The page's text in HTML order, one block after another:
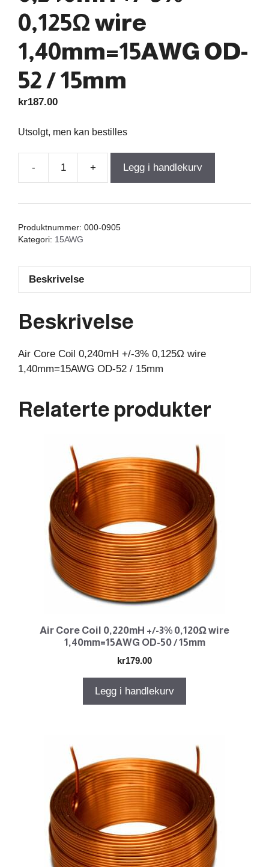
0,125Ω wire
1,40mm=15AWG OD-
52 / 15mm
kr187.00
Utsolgt, men kan bestilles
-
Coil
antall
+ Legg i handlekurv
Produktnummer: 000-0905
Kategori: 15AWG
Beskrivelse
Beskrivelse
Air Core Coil 0,240mH +/-3% 0,125Ω wire
1,40mm=15AWG OD-52 / 15mm
Relaterte produkter
Air Core Coil 0,220mH +/-3% 0,120Ω wire
1,40mm=15AWG OD-50 / 15mm
kr179.00
Legg i handlekurv